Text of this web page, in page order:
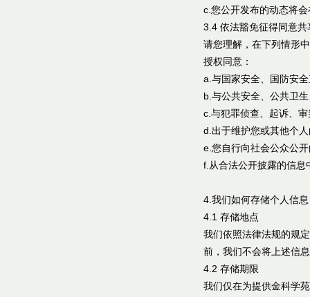
c.您公开发布的动态将
3.4 依法豁免征得同意
请您理解，在下列情形
授权同意：
a.与国家安全、国防安
b.与公共安全、公共卫
c.与犯罪侦查、起诉、
d.出于维护您或其他个
e.您自行向社会公众公
f.从合法公开披露的信息
4.我们如何存储个人信息
4.1 存储地点
我们依照法律法规的规
前，我们不会将上述信
4.2 存储期限
我们仅在为提供金科学